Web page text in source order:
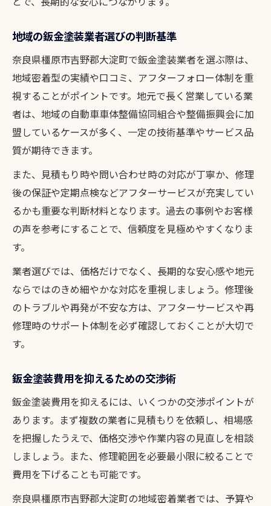
地域の鈑金塗装業者選びの判断基準
奈良県橿原市吉野郡大淀町で鈑金塗装業者を選ぶ際は、
地域密着型の実績や口コミ、アフターフォロー体制を重
視することがポイントです。地元で長く営業している業
者は、地域の自動車車体整備協同組合や整備振興会に加
盟しているケースが多く、一定の技術基準やサービス品
質が期待できます。
また、見積もり時や問い合わせ時の対応が丁寧か、修理
後の保証や定期点検などアフターサービスが充実してい
るかも重要な判断材料となります。過去の事例やお客様
の声を参考にすることで、信頼度を見極めやすくなりま
す。
業者選びでは、価格だけでなく、長期的な安心感や地元
ならではのきめ細やかな対応を重視しましょう。修理後
のトラブルや再発が不安な方は、アフターサービスや再
修理時のサポート体制を必ず確認しておくことが大切で
す。
鈑金塗装費用を抑えるための交渉術
鈑金塗装費用を抑えるには、いくつかの交渉ポイントが
あります。まず複数の業者に見積もりを依頼し、相場感
を把握したうえで、価格交渉や作業内容の見直しを相談
しましょう。また、修理範囲を必要最小限に絞ることで
費用を下げることも可能です。
奈良県橿原市吉野郡大淀町の地域密着業者では、予算や